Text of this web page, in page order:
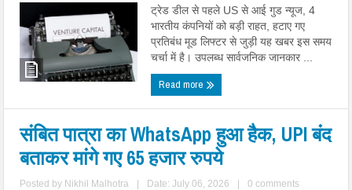
ट्रेड डील से पहले US से आई गुड न्यूज, 4
भारतीय कंपनियों को बड़ी राहत, हटाए गए
प्रतिबंध मूड लिफ्टर से जुड़ी यह खबर इस समय
चर्चा में है। उपलब्ध सार्वजनिक जानकार ...
Read more
संबित पात्रा का WhatsApp हुआ हैक, UPI बंद
बताकर मांगे गए 65 हजार रुपये
Posted by Nikhil Malhotra Date: July 06, 2026 0 comments